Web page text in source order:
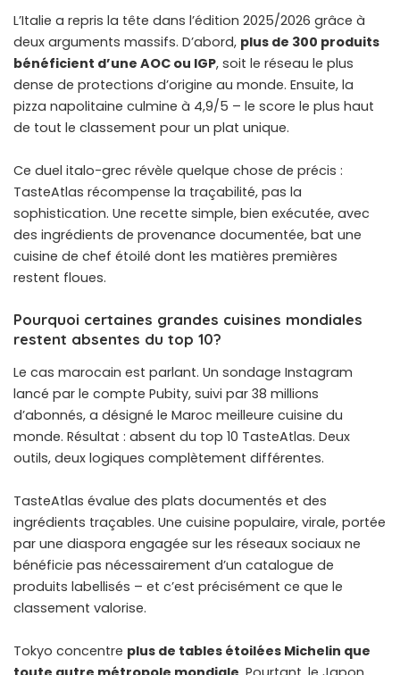
L’Italie a repris la tête dans l’édition 2025/2026 grâce à
deux arguments massifs. D’abord, plus de 300 produits
bénéficient d’une AOC ou IGP, soit le réseau le plus
dense de protections d’origine au monde. Ensuite, la
pizza napolitaine culmine à 4,9/5 – le score le plus haut
de tout le classement pour un plat unique.
Ce duel italo-grec révèle quelque chose de précis :
TasteAtlas récompense la traçabilité, pas la
sophistication. Une recette simple, bien exécutée, avec
des ingrédients de provenance documentée, bat une
cuisine de chef étoilé dont les matières premières
restent floues.
Pourquoi certaines grandes cuisines mondiales
restent absentes du top 10?
Le cas marocain est parlant. Un sondage Instagram
lancé par le compte Pubity, suivi par 38 millions
d’abonnés, a désigné le Maroc meilleure cuisine du
monde. Résultat : absent du top 10 TasteAtlas. Deux
outils, deux logiques complètement différentes.
TasteAtlas évalue des plats documentés et des
ingrédients traçables. Une cuisine populaire, virale, portée
par une diaspora engagée sur les réseaux sociaux ne
bénéficie pas nécessairement d’un catalogue de
produits labellisés – et c’est précisément ce que le
classement valorise.
Tokyo concentre plus de tables étoilées Michelin que